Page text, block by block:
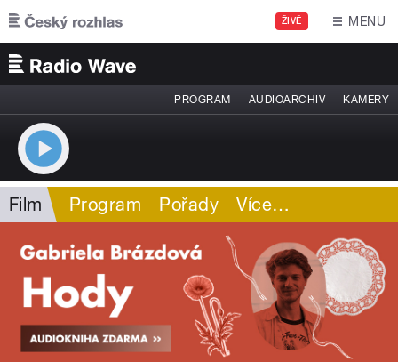
Přejít k hlavnímu obsahu
ŽIVĚ MENU
PROGRAM AUDIOARCHIV KAMERY
Film Program Pořady Více…